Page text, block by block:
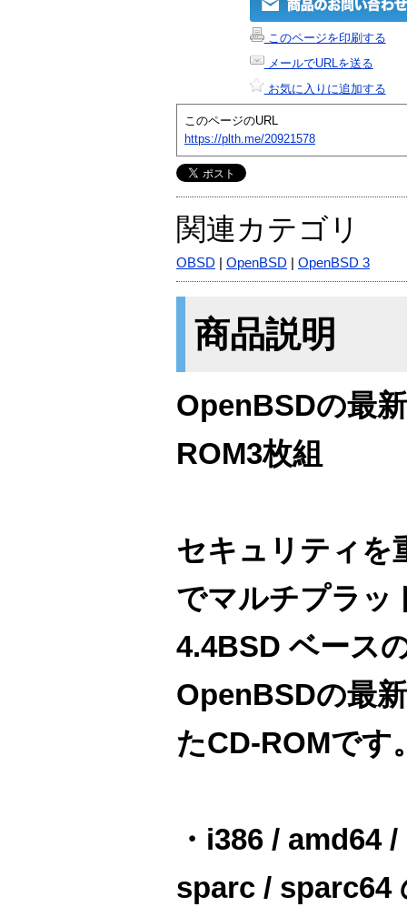
このページを印刷する
メールでURLを送る
お気に入りに追加する
このページのURL
https://plth.me/20921578
関連カテゴリ
OBSD OpenBSD OpenBSD 3
商品説明
OpenBSDの最
ROM3枚組
セキュリティを
でマルチプラッ
4.4BSD ベース
OpenBSDの最
たCD-ROMです
・i386 / amd64
sparc / sparc64